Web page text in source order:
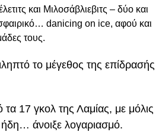
και Μιλοσάβλιεβιτς – δύο και
danicing on ice, αφού και
τους.
το μέγεθος της επίδρασής
17 γκολ της Λαμίας, με μόλις
άνοιξε λογαριασμό.